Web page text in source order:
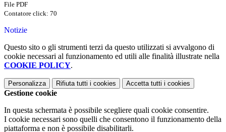
File PDF
Contatore click: 70
Notizie
Questo sito o gli strumenti terzi da questo utilizzati si avvalgono di
cookie necessari al funzionamento ed utili alle finalità illustrate nella
COOKIE POLICY.
Personalizza Rifiuta tutti i cookies Accetta tutti i cookies
Gestione cookie
In questa schermata è possibile scegliere quali cookie consentire.
I cookie necessari sono quelli che consentono il funzionamento della
piattaforma e non è possibile disabilitarli.